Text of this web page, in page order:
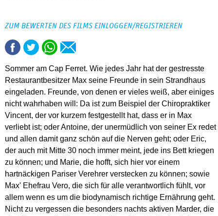
ZUM BEWERTEN DES FILMS EINLOGGEN/REGISTRIEREN
Sommer am Cap Ferret. Wie jedes Jahr hat der gestresste
Restaurantbesitzer Max seine Freunde in sein Strandhaus
eingeladen. Freunde, von denen er vieles weiß, aber einiges
nicht wahrhaben will: Da ist zum Beispiel der Chiropraktiker
Vincent, der vor kurzem festgestellt hat, dass er in Max
verliebt ist; oder Antoine, der unermüdlich von seiner Ex redet
und allen damit ganz schön auf die Nerven geht; oder Eric,
der auch mit Mitte 30 noch immer meint, jede ins Bett kriegen
zu können; und Marie, die hofft, sich hier vor einem
hartnäckigen Pariser Verehrer verstecken zu können; sowie
Max' Ehefrau Vero, die sich für alle verantwortlich fühlt, vor
allem wenn es um die biodynamisch richtige Ernährung geht.
Nicht zu vergessen die besonders nachts aktiven Marder, die